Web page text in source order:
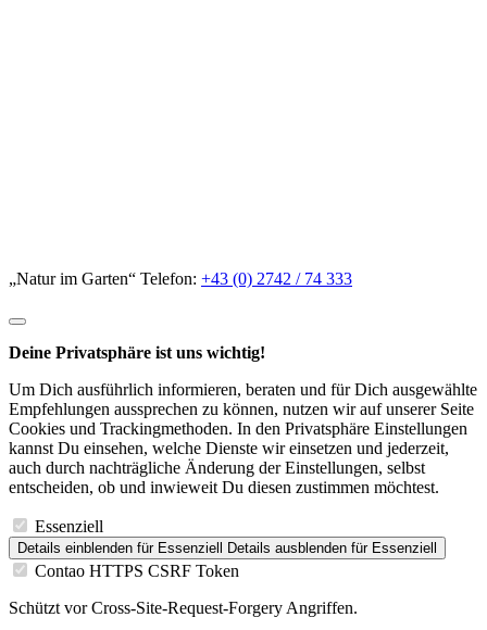
„Natur im Garten“ Telefon: +43 (0) 2742 / 74 333
Deine Privatsphäre ist uns wichtig!
Um Dich ausführlich informieren, beraten und für Dich ausgewählte
Empfehlungen aussprechen zu können, nutzen wir auf unserer Seite
Cookies und Trackingmethoden. In den Privatsphäre Einstellungen
kannst Du einsehen, welche Dienste wir einsetzen und jederzeit,
auch durch nachträgliche Änderung der Einstellungen, selbst
entscheiden, ob und inwieweit Du diesen zustimmen möchtest.
Essenziell
Details einblenden für Essenziell Details ausblenden für Essenziell
Contao HTTPS CSRF Token
Schützt vor Cross-Site-Request-Forgery Angriffen.